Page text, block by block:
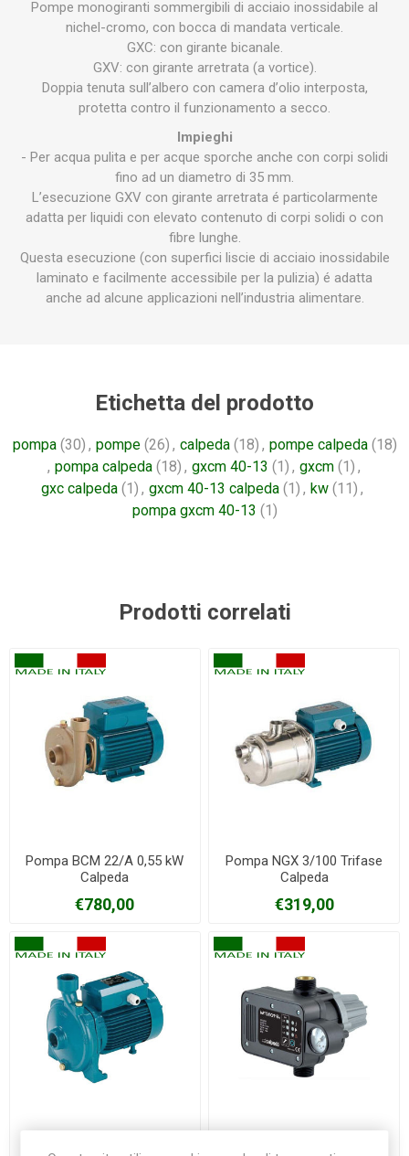
Pompe monogiranti sommergibili di acciaio inossidabile al
nichel-cromo, con bocca di mandata verticale.
GXC: con girante bicanale.
GXV: con girante arretrata (a vortice).
Doppia tenuta sull’albero con camera dʼolio interposta,
protetta contro il funzionamento a secco.
Impieghi
- Per acqua pulita e per acque sporche anche con corpi solidi
fino ad un diametro di 35 mm.
L’esecuzione GXV con girante arretrata é particolarmente
adatta per liquidi con elevato contenuto di corpi solidi o con
fibre lunghe.
Questa esecuzione (con superfici liscie di acciaio inossidabile
laminato e facilmente accessibile per la pulizia) é adatta
anche ad alcune applicazioni nell’industria alimentare.
Etichetta del prodotto
pompa (30) , pompe (26) , calpeda (18) , pompe calpeda (18)
, pompa calpeda (18) , gxcm 40-13 (1) , gxcm (1) ,
gxc calpeda (1) , gxcm 40-13 calpeda (1) , kw (11) ,
pompa gxcm 40-13 (1)
Prodotti correlati
Pompa BCM 22/A 0,55 kW
Calpeda
€780,00
Pompa NGX 3/100 Trifase
Calpeda
€319,00